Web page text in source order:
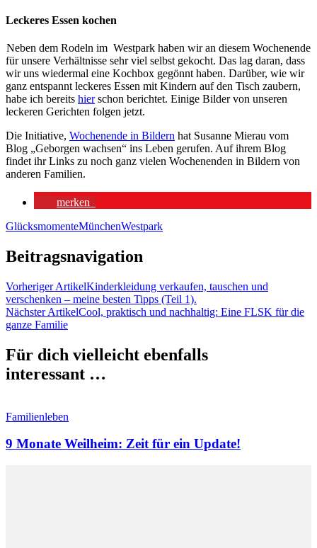
Leckeres Essen kochen
Neben dem Rodeln im Westpark haben wir an diesem Wochenende
für unsere Verhältnisse sehr viel selbst gekocht. Das lag daran, dass
wir uns wiedermal eine Kochbox gegönnt haben. Darüber, wie wir
ganz entspannt leckeres Essen mit Kindern auf den Tisch zaubern,
habe ich bereits hierschon berichtet. Einige Bilder von unseren
leckeren Gerichten folgen jetzt.
Die Initiative, Wochenende in Bildern hat Susanne Mierau vom
Blog „Geborgen wachsen“ ins Leben gerufen. Auf ihrem Blog
findet ihr Links zu noch ganz vielen Wochenenden in Bildern von
anderen Familien.
merken
GlücksmomenteMünchenWestpark
Beitragsnavigation
Vorheriger ArtikelKinderkleidung verkaufen, tauschen und
verschenken – meine besten Tipps (Teil 1).
Nächster ArtikelCool, praktisch und nachhaltig: Eine FLSK für die
ganze Familie
Für dich vielleicht ebenfalls
interessant …
Familienleben
9 Monate Weilheim: Zeit für ein Update!